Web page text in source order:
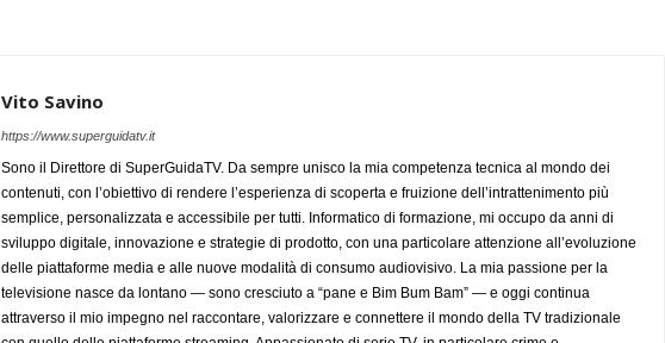
Vito Savino
https://www.superguidatv.it
Sono il Direttore di SuperGuidaTV. Da sempre unisco la mia competenza tecnica al mondo dei
contenuti, con l’obiettivo di rendere l’esperienza di scoperta e fruizione dell’intrattenimento più
semplice, personalizzata e accessibile per tutti. Informatico di formazione, mi occupo da anni di
sviluppo digitale, innovazione e strategie di prodotto, con una particolare attenzione all’evoluzione
delle piattaforme media e alle nuove modalità di consumo audiovisivo. La mia passione per la
televisione nasce da lontano — sono cresciuto a “pane e Bim Bum Bam” — e oggi continua
attraverso il mio impegno nel raccontare, valorizzare e connettere il mondo della TV tradizionale